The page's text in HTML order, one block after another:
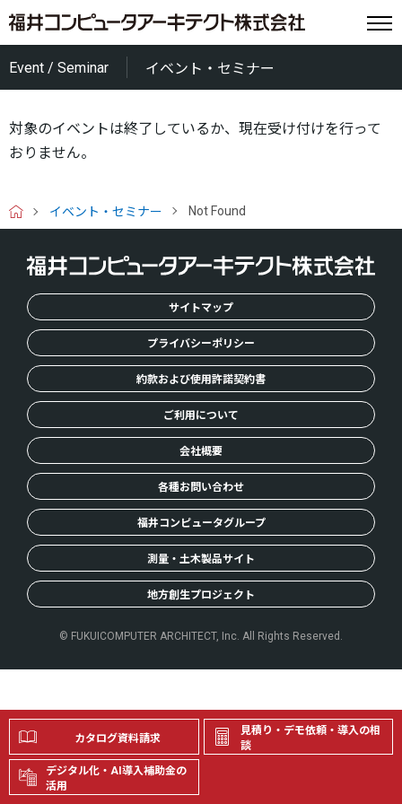
Event / Seminar イベント・セミナー
対象のイベントは終了しているか、現在受け付けを行って
おりません。
H
イベント・セミナー Not Found
カタログ資料請求
見積り・デモ依頼・導入の相
談
デジタル化・AI導入補助金の
活用
サイトマップ
プライバシーポリシー
約款および使用許諾契約書
ご利用について
会社概要
各種お問い合わせ
福井コンピュータグループ
測量・土木製品サイト
地方創生プロジェクト
© FUKUICOMPUTER ARCHITECT, Inc. All Rights Reserved.